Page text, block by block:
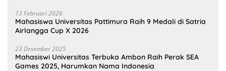
13 Februari 2026
Mahasiswa Universitas Pattimura Raih 9 Medali di Satria
Airlangga Cup X 2026
23 Desember 2025
Mahasiswi Universitas Terbuka Ambon Raih Perak SEA
Games 2025, Harumkan Nama Indonesia